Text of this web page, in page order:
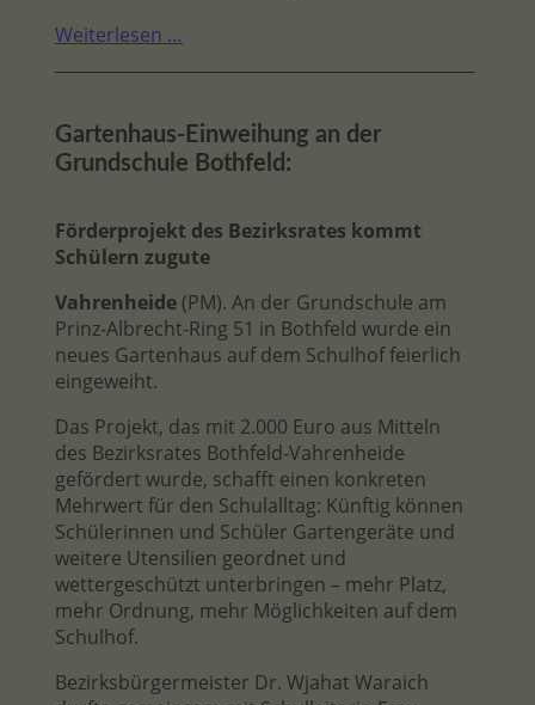
Weiterlesen …
Gartenhaus-Einweihung an der
Grundschule Bothfeld:
Förderprojekt des Bezirksrates kommt
Schülern zugute
Vahrenheide (PM). An der Grundschule am
Prinz-Albrecht-Ring 51 in Bothfeld wurde ein
neues Gartenhaus auf dem Schulhof feierlich
eingeweiht.
Das Projekt, das mit 2.000 Euro aus Mitteln
des Bezirksrates Bothfeld-Vahrenheide
gefördert wurde, schafft einen konkreten
Mehrwert für den Schulalltag: Künftig können
Schülerinnen und Schüler Gartengeräte und
weitere Utensilien geordnet und
wettergeschützt unterbringen – mehr Platz,
mehr Ordnung, mehr Möglichkeiten auf dem
Schulhof.
Bezirksbürgermeister Dr. Wjahat Waraich